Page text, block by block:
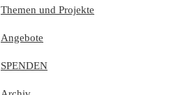
Themen und Projekte
Angebote
SPENDEN